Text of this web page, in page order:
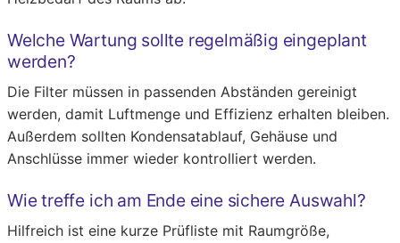
Welche Wartung sollte regelmäßig eingeplant
werden?
Die Filter müssen in passenden Abständen gereinigt
werden, damit Luftmenge und Effizienz erhalten bleiben.
Außerdem sollten Kondensatablauf, Gehäuse und
Anschlüsse immer wieder kontrolliert werden.
Wie treffe ich am Ende eine sichere Auswahl?
Hilfreich ist eine kurze Prüfliste mit Raumgröße,